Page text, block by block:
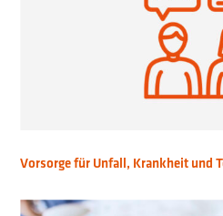
Vorsorge für Unfall, Krankheit und